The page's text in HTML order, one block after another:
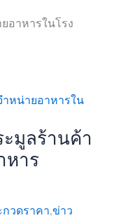
อาหารในโรง
ะมูลร้านค้า
หาร
วดราคา,ข่าว